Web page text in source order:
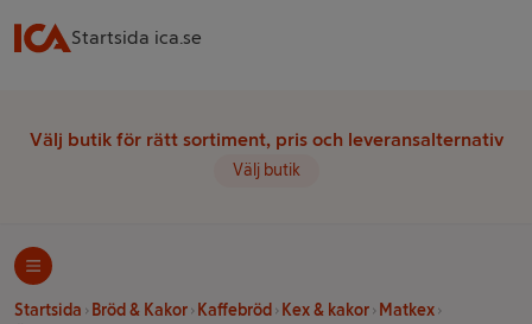
Startsida ica.se
Välj butik för rätt sortiment, pris och leveransalternativ
Välj butik
Startsida Bröd & Kakor Kaffebröd Kex & kakor
Matkex